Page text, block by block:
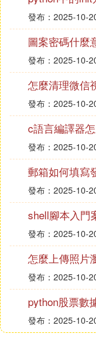
發布：2025-10-
圖案密碼什麼
發布：2025-10-
怎麼清理微信
發布：2025-10-
c語言編譯器
發布：2025-10-
郵箱如何填寫
發布：2025-10-
shell腳本入門
發布：2025-10-
怎麼上傳照片
發布：2025-10-
python股票數
發布：2025-10-